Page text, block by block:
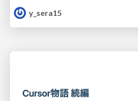
y_sera15